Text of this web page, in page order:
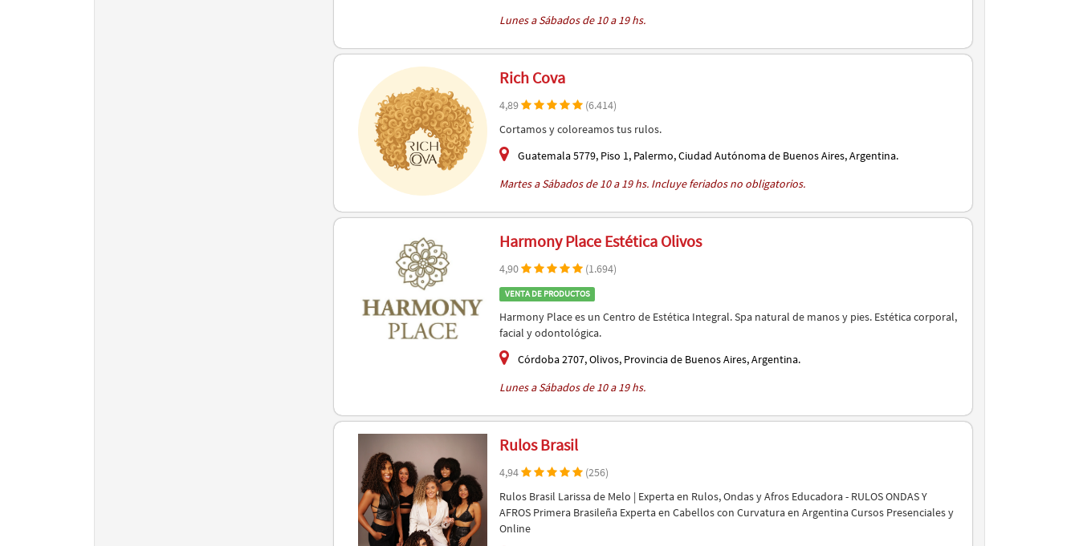
Lunes a Sábados de 10 a 19 hs.
Rich Cova
4,89
(6.414)
Cortamos y coloreamos tus rulos.
Guatemala 5779, Piso 1, Palermo, Ciudad Autónoma de Buenos Aires, Argentina.
Martes a Sábados de 10 a 19 hs. Incluye feriados no obligatorios.
Harmony Place Estética Olivos
4,90 (1.694)
VENTA DE PRODUCTOS
Harmony Place es un Centro de Estética Integral. Spa natural de manos y pies. Estética corporal,
facial y odontológica.
Córdoba 2707, Olivos, Provincia de Buenos Aires, Argentina.
Lunes a Sábados de 10 a 19 hs.
Rulos Brasil
4,94
(256)
Rulos Brasil Larissa de Melo | Experta en Rulos, Ondas y Afros Educadora - RULOS ONDAS Y
AFROS Primera Brasileña Experta en Cabellos con Curvatura en Argentina Cursos Presenciales y
Online